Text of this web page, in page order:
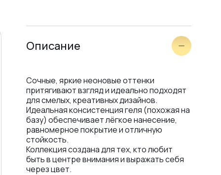
Описание
Сочные, яркие неоновые оттенки
притягивают взгляд и идеально подходят
для смелых, креативных дизайнов.
Идеальная консистенция геля (похожая на
базу) обеспечивает лёгкое нанесение,
равномерное покрытие и отличную
стойкость.
Коллекция создана для тех, кто любит
быть в центре внимания и выражать себя
через цвет.